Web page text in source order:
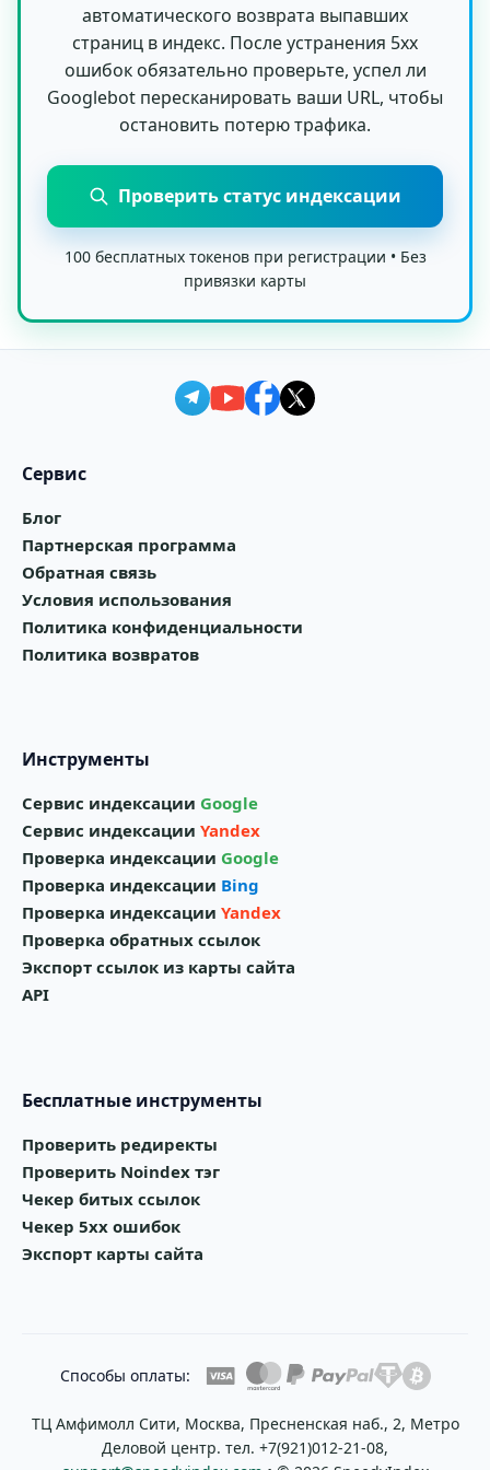
автоматического возврата выпавших
страниц в индекс. После устранения 5xx
ошибок обязательно проверьте, успел ли
Googlebot пересканировать ваши URL, чтобы
остановить потерю трафика.
Проверить статус индексации
100 бесплатных токенов при регистрации • Без
привязки карты
Сервис
Блог
Партнерская программа
Обратная связь
Условия использования
Политика конфиденциальности
Политика возвратов
Инструменты
Сервис индексации Google
Сервис индексации Yandex
Проверка индексации Google
Проверка индексации Bing
Проверка индексации Yandex
Проверка обратных ссылок
Экспорт ссылок из карты сайта
API
Бесплатные инструменты
Проверить редиректы
Проверить Noindex тэг
Чекер битых ссылок
Чекер 5xx ошибок
Экспорт карты сайта
Способы оплаты:
ТЦ Амфимолл Сити, Москва, Пресненская наб., 2, Метро
Деловой центр. тел. +7(921)012-21-08,